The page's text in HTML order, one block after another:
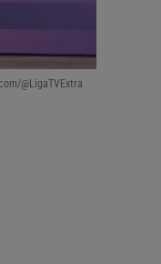
@LigaTVExtra